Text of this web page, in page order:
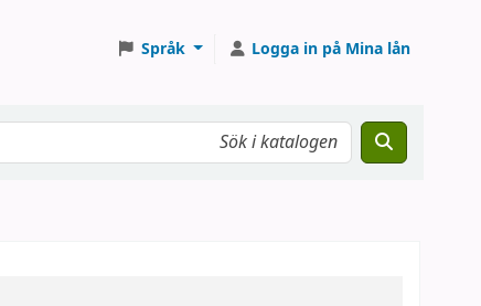
Språk Logga in på Mina lån